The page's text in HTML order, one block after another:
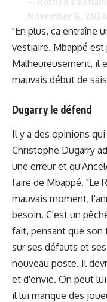
"En plus, ça entraîne
vestiaire. Mbappé est
Malheureusement, il
mauvais début de
Dugarry le défend
Il y a des opinions
Christophe Dugarry
une erreur et
faire de Mbappé. "Le
mauvais moment,
besoin. C'est un
fait, pensant que
sur ses défauts et
nouveau poste. Il
et d'envie. On peut
il lui manque des